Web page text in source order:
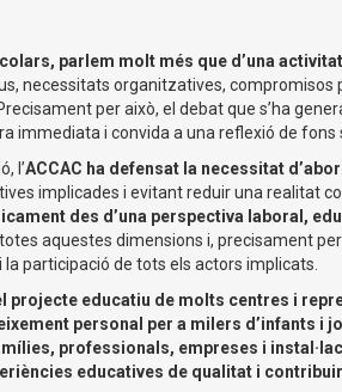
parlem molt més que d’una
necessitats organitzatives,
per això, el debat que s’ha
immediata i convida a una reflexió de fons
l’ACCAC ha defensat la necessitat
implicades i evitant reduir una realitat
des d’una perspectiva laboral,
aquestes dimensions i, precisament
participació de tots els actors implicats.
projecte educatiu de molts centres i
personal per a milers d’infants i
professionals, empreses i
educatives de qualitat i